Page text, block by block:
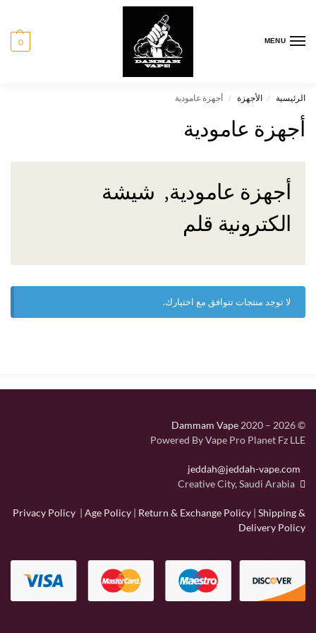
MENU
0
الرئيسية / الأجهزة / أجهزة عامودية
أجهزة عامودية
أجهزة عامودية, شيشة
الكترونية قلم
لا توجد منتجات تتوافق مع اختيارك.
©
Dammam Vape 2020 – 2026
Powered By Vape Pro Planet Fz LLE
Privacy Policy | Age Policy | Return & Exchange Policy | Shipping &
Delivery Policy